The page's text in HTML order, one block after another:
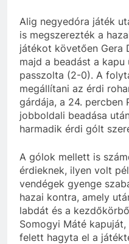
Alig negyedóra játék
is megszerezték a
játékot követően Gera
majd a beadást a
passzolta (2-0). A
megállítani az érdi
gárdája, a 24. percben
jobboldali beadása
harmadik érdi gólt
A gólok mellett is
érdieknek, ilyen volt
vendégek gyenge
hazai kontra, amely
labdát és a
Somogyi Máté
felett hagyta el a